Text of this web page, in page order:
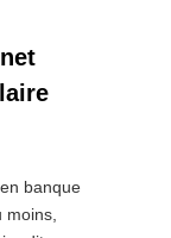
banque